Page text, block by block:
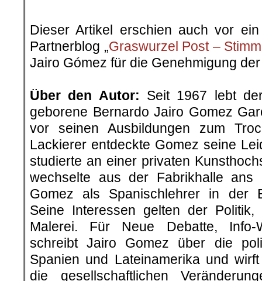
Dieser Artikel erschien auch vor
Partnerblog „Graswurzel Post –
Jairo Gómez für die Genehmigung
Über den Autor: Seit 1967 lebt
geborene Bernardo Jairo Gomez
vor seinen Ausbildungen zum
Lackierer entdeckte Gomez seine
studierte an einer privaten
wechselte aus der Fabrikhalle
Gomez als Spanischlehrer in der
Seine Interessen gelten der Politik,
Malerei. Für Neue Debatte, Info-
schreibt Jairo Gomez über die
Spanien und Lateinamerika und
die gesellschaftlichen